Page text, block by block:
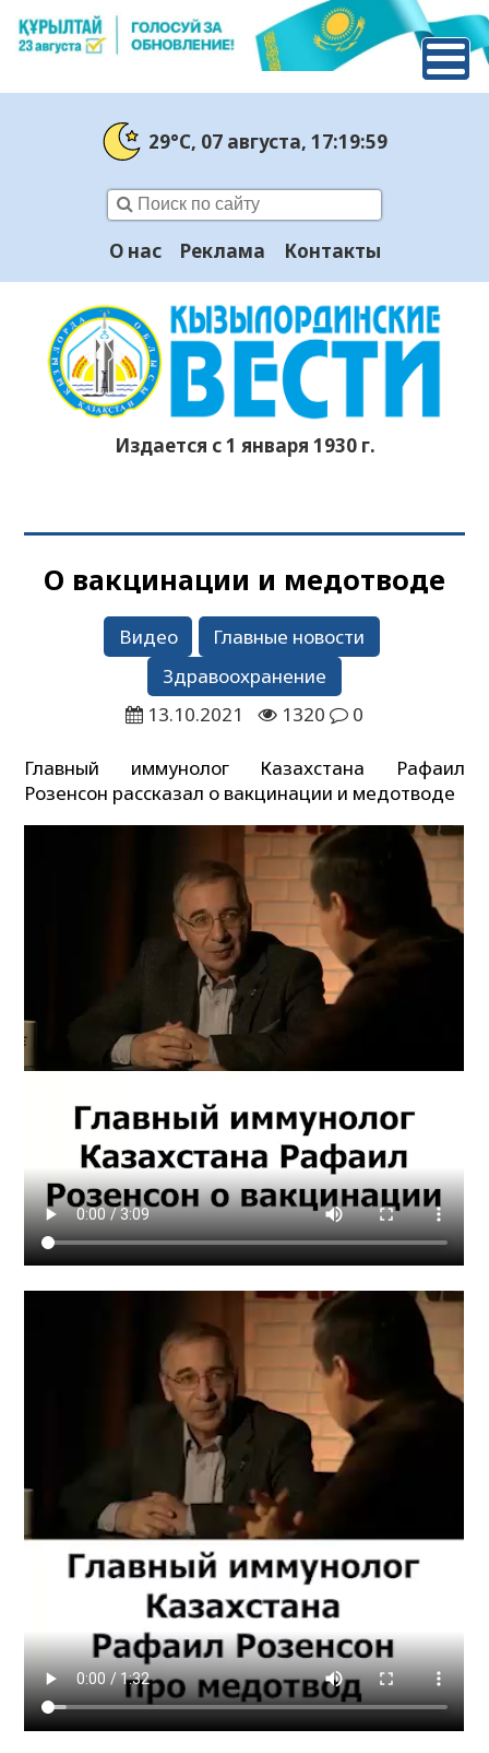
29°C, 07 августа, 17:20:00
О нас Реклама Контакты
Издается с 1 января 1930 г.
О вакцинации и медотводе
Видео
Главные новости
Здравоохранение
13.10.2021
1320 0
Главный иммунолог Казахстана Рафаил
Розенсон рассказал о вакцинации и медотводе